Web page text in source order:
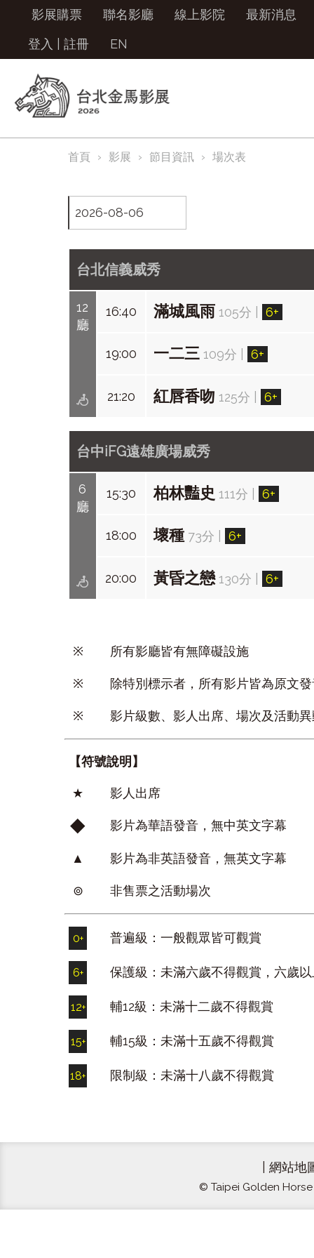
影展購票 聯名影廳 線上影院
最新消息
登入
註冊 EN
首頁 影展 節目資訊 場次表
台北信義威秀
12
廳
16:40 滿城風雨 105分 6+
19:00 一二三 109分 6+
21:20 紅唇香吻 125分 6+
台中iFG遠雄廣場威秀
6
廳
15:30 柏林豔史 111分 6+
18:00 壞種 73分 6+
20:00 黃昏之戀 130分 6+
※ 所有影廳皆有無障礙設施
※ 除特別標示者，所有影片皆為原文
※ 影片級數、影人出席、場次及活動
【符號說明】
★ 影人出席
◆ 影片為華語發音，無中英文字幕
▲ 影片為非英語發音，無英文字幕
⊚ 非售票之活動場次
0+ 普遍級：一般觀眾皆可觀賞
6+ 保護級：未滿六歲不得觀賞，六歲
12+ 輔12級：未滿十二歲不得觀賞
15+ 輔15級：未滿十五歲不得觀賞
18+ 限制級：未滿十八歲不得觀賞
網站地
© Taipei Golden